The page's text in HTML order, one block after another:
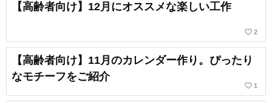
【高齢者向け】12月にオススメな楽しい工作
favorite_border 2
【高齢者向け】11月のカレンダー作り。ぴったり
なモチーフをご紹介
favorite_border 1